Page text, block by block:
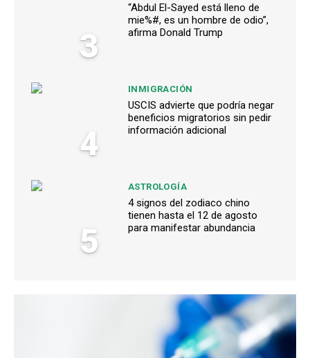
3
“Abdul El-Sayed está lleno de
mie%#, es un hombre de odio”,
afirma Donald Trump
4
INMIGRACIÓN
USCIS advierte que podría negar
beneficios migratorios sin pedir
información adicional
5
ASTROLOGÍA
4 signos del zodiaco chino
tienen hasta el 12 de agosto
para manifestar abundancia